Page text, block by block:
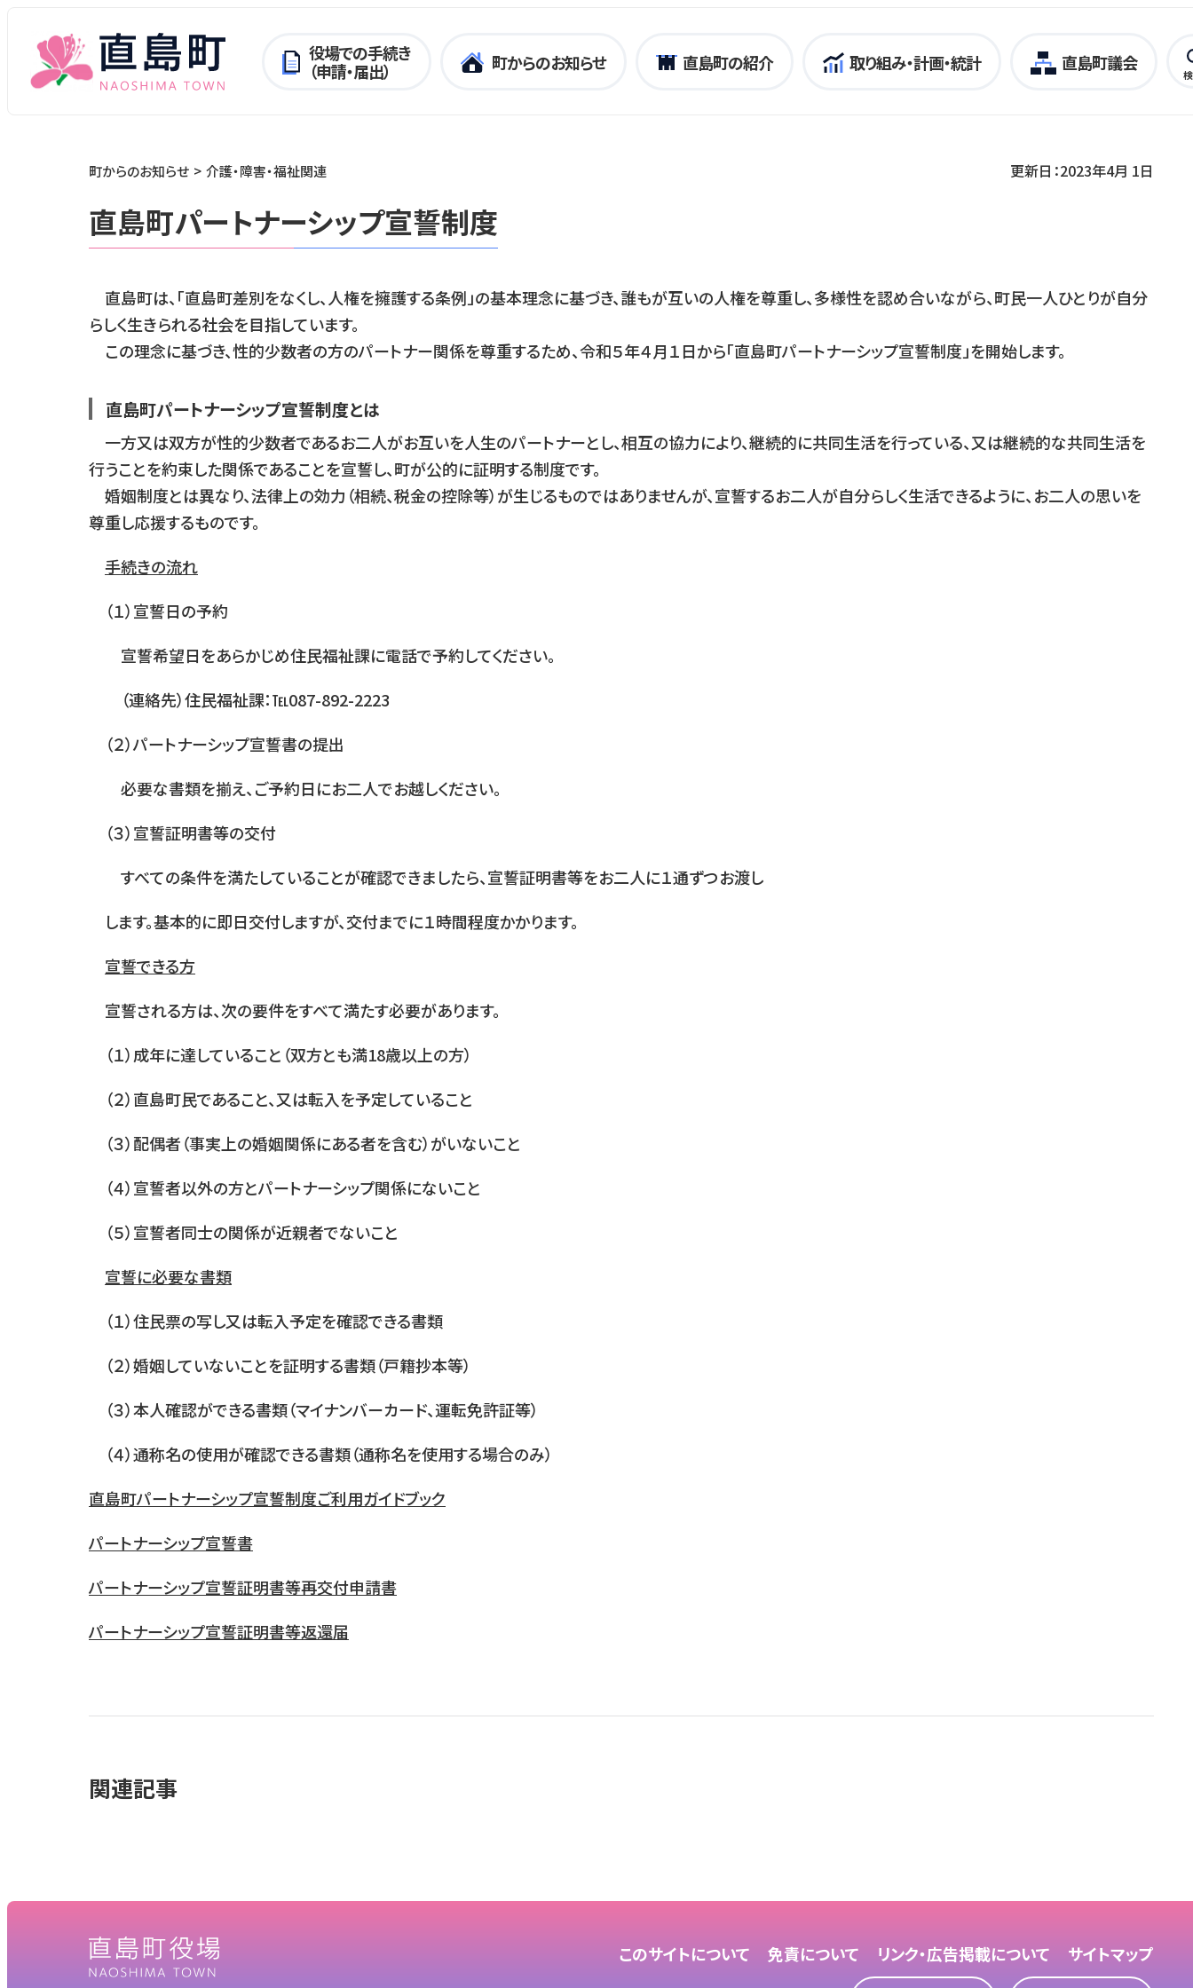
役場での手続き
（申請・届出）
町からのお知らせ 直島町の紹介 取り組み・計画・統計 直島町議会
町からのお知らせ 介護・障害・福祉関連 更新日：2023年4月 1日
直島町パートナーシップ宣誓制度
直島町は、「直島町差別をなくし、人権を擁護する条例」の基本理念に基づき、誰もが互いの人権を尊重し、多様性を認め合いながら、町民一人ひとりが自分
らしく生きられる社会を目指しています。
この理念に基づき、性的少数者の方のパートナー関係を尊重するため、令和５年４月１日から「直島町パートナーシップ宣誓制度」を開始します。
直島町パートナーシップ宣誓制度とは
一方又は双方が性的少数者であるお二人がお互いを人生のパートナーとし、相互の協力により、継続的に共同生活を行っている、又は継続的な共同生活を
行うことを約束した関係であることを宣誓し、町が公的に証明する制度です。
婚姻制度とは異なり、法律上の効力（相続、税金の控除等）が生じるものではありませんが、宣誓するお二人が自分らしく生活できるように、お二人の思いを
尊重し応援するものです。
手続きの流れ
（１）宣誓日の予約
宣誓希望日をあらかじめ住民福祉課に電話で予約してください。
（連絡先）住民福祉課：℡087-892-2223
（２）パートナーシップ宣誓書の提出
必要な書類を揃え、ご予約日にお二人でお越しください。
（３）宣誓証明書等の交付
すべての条件を満たしていることが確認できましたら、宣誓証明書等をお二人に１通ずつお渡し
します。基本的に即日交付しますが、交付までに１時間程度かかります。
宣誓できる方
宣誓される方は、次の要件をすべて満たす必要があります。
（１）成年に達していること（双方とも満18歳以上の方）
（２）直島町民であること、又は転入を予定していること
（３）配偶者（事実上の婚姻関係にある者を含む）がいないこと
（４）宣誓者以外の方とパートナーシップ関係にないこと
（５）宣誓者同士の関係が近親者でないこと
宣誓に必要な書類
（１）住民票の写し又は転入予定を確認できる書類
（２）婚姻していないことを証明する書類（戸籍抄本等）
（３）本人確認ができる書類（マイナンバーカード、運転免許証等）
（４）通称名の使用が確認できる書類（通称名を使用する場合のみ）
直島町パートナーシップ宣誓制度ご利用ガイドブック
パートナーシップ宣誓書
パートナーシップ宣誓証明書等再交付申請書
パートナーシップ宣誓証明書等返還届
関連記事
このサイトについて 免責について リンク・広告掲載について サイトマップ